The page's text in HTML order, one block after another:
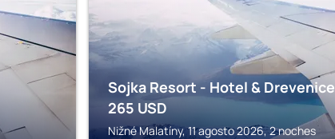
Sojka Resort - Hotel & Drevenice
265 USD
Nižné Malatíny, 11 agosto 2026, 2 noches